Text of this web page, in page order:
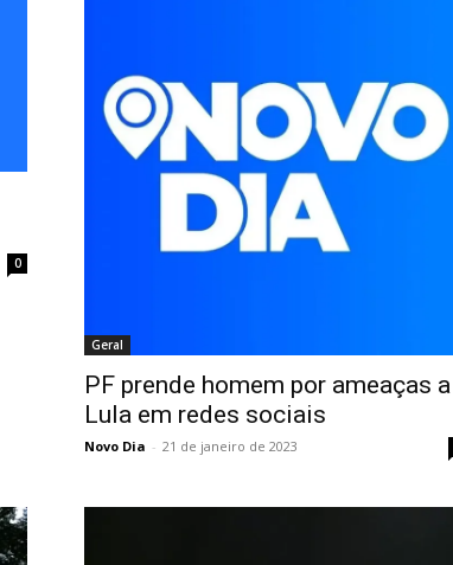
0
Geral
PF prende homem por ameaças a
Lula em redes sociais
Novo Dia - 21 de janeiro de 2023